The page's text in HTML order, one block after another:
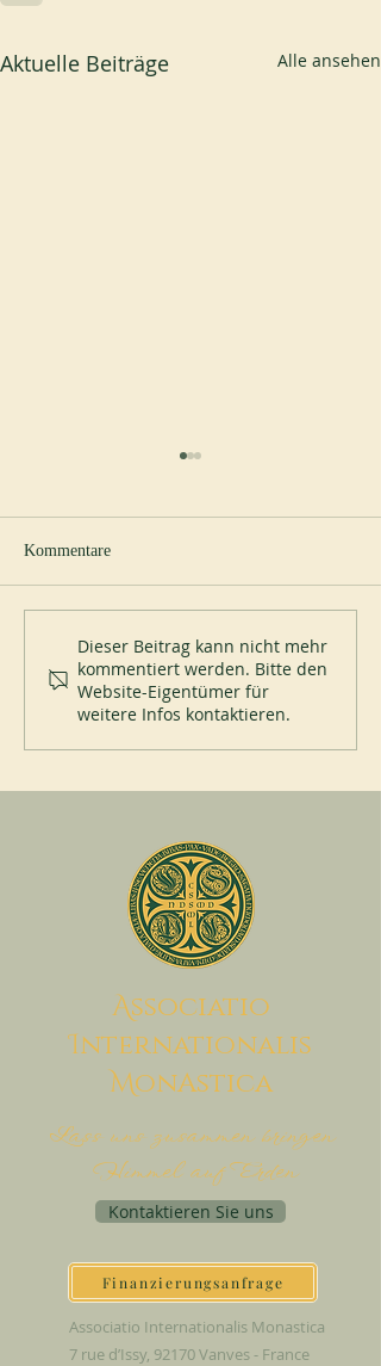
Aktuelle Beiträge Alle ansehen
Kommentare
Dieser Beitrag kann nicht mehr
kommentiert werden. Bitte den
Website-Eigentümer für
weitere Infos kontaktieren.
Associatio
Internationalis
MonAstica
Lass uns zusammen bringen
Himmel auf Erden
Kontaktieren Sie uns
Finanzierungsanfrage
Associatio Internationalis Monastica
7 rue d’Issy, 92170 Vanves - France